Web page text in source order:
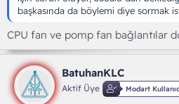
başkasında da böylemi diye sormak
CPU fan ve pomp fan bağlantılar
BatuhanKLC
Aktif Üye Modart